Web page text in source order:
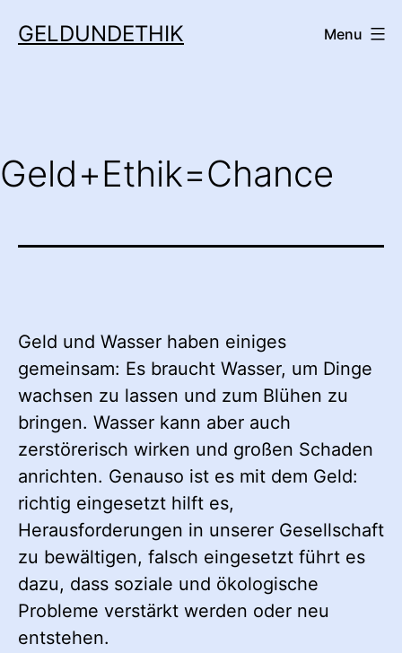
GELDUNDETHIK Menu
Geld+Ethik=Chance
Geld und Wasser haben einiges
gemeinsam: Es braucht Wasser, um Dinge
wachsen zu lassen und zum Blühen zu
bringen. Wasser kann aber auch
zerstörerisch wirken und großen Schaden
anrichten. Genauso ist es mit dem Geld:
richtig eingesetzt hilft es,
Herausforderungen in unserer Gesellschaft
zu bewältigen, falsch eingesetzt führt es
dazu, dass soziale und ökologische
Probleme verstärkt werden oder neu
entstehen.